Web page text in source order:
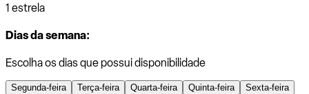
1 estrela
Dias da semana:
Escolha os dias que possui disponibilidade
Segunda-feira Terça-feira Quarta-feira Quinta-feira
Sexta-feira